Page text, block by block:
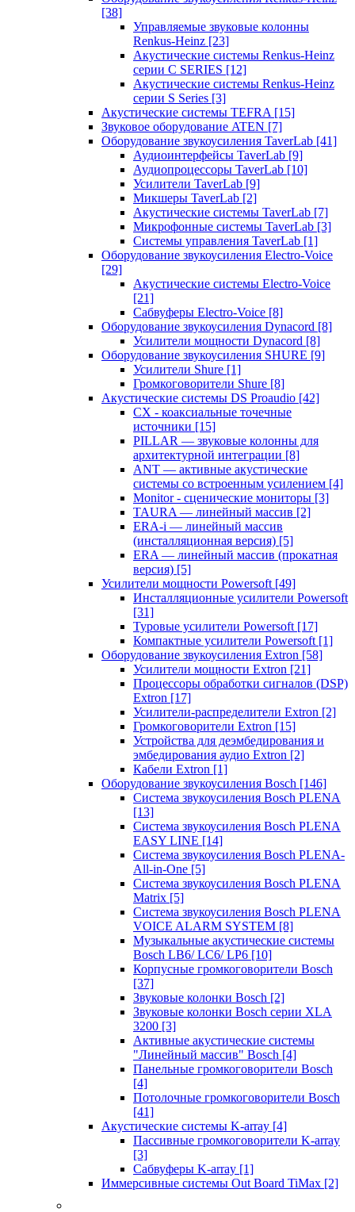
[38]
Управляемые звуковые колонны
Renkus-Heinz [23]
Акустические системы Renkus-Heinz
серии C SERIES [12]
Акустические системы Renkus-Heinz
серии S Series [3]
Акустические системы TEFRA [15]
Звуковое оборудование ATEN [7]
Оборудование звукоусиления TaverLab [41]
Аудиоинтерфейсы TaverLab [9]
Аудиопроцессоры TaverLab [10]
Усилители TaverLab [9]
Микшеры TaverLab [2]
Акустические системы TaverLab [7]
Микрофонные системы TaverLab [3]
Системы управления TaverLab [1]
Оборудование звукоусиления Electro-Voice
[29]
Акустические системы Electro-Voice
[21]
Сабвуферы Electro-Voice [8]
Оборудование звукоусиления Dynacord [8]
Усилители мощности Dynacord [8]
Оборудование звукоусиления SHURE [9]
Усилители Shure [1]
Громкоговорители Shure [8]
Акустические системы DS Proaudio [42]
CX - коаксиальные точечные
источники [15]
PILLAR — звуковые колонны для
архитектурной интеграции [8]
ANT — активные акустические
системы со встроенным усилением [4]
Monitor - сценические мониторы [3]
TAURA — линейный массив [2]
ERA-i — линейный массив
(инсталляционная версия) [5]
ERA — линейный массив (прокатная
версия) [5]
Усилители мощности Powersoft [49]
Инсталляционные усилители Powersoft
[31]
Туровые усилители Powersoft [17]
Компактные усилители Powersoft [1]
Оборудование звукоусиления Extron [58]
Усилители мощности Extron [21]
Процессоры обработки сигналов (DSP)
Extron [17]
Усилители-распределители Extron [2]
Громкоговорители Extron [15]
Устройства для деэмбедирования и
эмбедирования аудио Extron [2]
Кабели Extron [1]
Оборудование звукоусиления Bosch [146]
Система звукоусиления Bosch PLENA
[13]
Система звукоусиления Bosch PLENA
EASY LINE [14]
Система звукоусиления Bosch PLENA-
All-in-One [5]
Система звукоусиления Bosch PLENA
Matrix [5]
Система звукоусиления Bosch PLENA
VOICE ALARM SYSTEM [8]
Музыкальные акустические системы
Bosch LB6/ LC6/ LP6 [10]
Корпусные громкоговорители Bosch
[37]
Звуковые колонки Bosch [2]
Звуковые колонки Bosch серии XLA
3200 [3]
Активные акустические системы
"Линейный массив" Bosch [4]
Панельные громкоговорители Bosch
[4]
Потолочные громкоговорители Bosch
[41]
Акустические системы K-array [4]
Пассивные громкоговорители K-array
[3]
Сабвуферы K-array [1]
Иммерсивные системы Out Board TiMax [2]